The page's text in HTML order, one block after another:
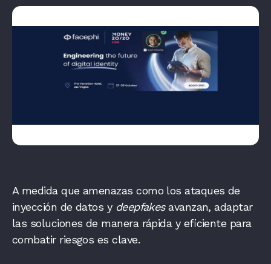
A medida que amenazas como los ataques de
inyección de datos y deepfakesavanzan, adaptar
las soluciones de manera rápida y eficiente para
combatir riesgos es clave.